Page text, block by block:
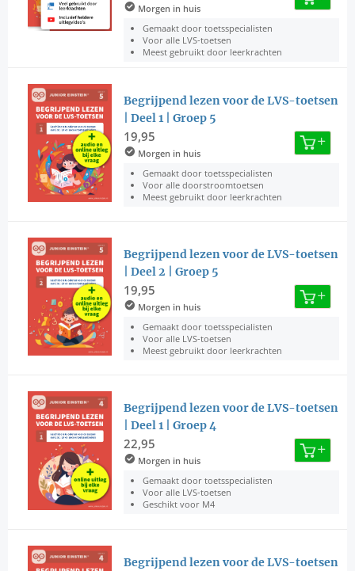
Morgen in huis
Gemaakt door toetsspecialisten
Voor alle LVS-toetsen
Meest gebruikt door leerkrachten
Begrijpend lezen voor de LVS-toetsen
| Deel 1 | Groep 5
19,95
Morgen in huis
Gemaakt door toetsspecialisten
Voor alle doorstroomtoetsen
Meest gebruikt door leerkrachten
Begrijpend lezen voor de LVS-toetsen
| Deel 2 | Groep 5
19,95
Morgen in huis
Gemaakt door toetsspecialisten
Voor alle LVS-toetsen
Meest gebruikt door leerkrachten
Begrijpend lezen voor de LVS-toetsen
| Deel 1 | Groep 4
22,95
Morgen in huis
Gemaakt door toetsspecialisten
Voor alle LVS-toetsen
Geschikt voor M4
Begrijpend lezen voor de LVS-toetsen